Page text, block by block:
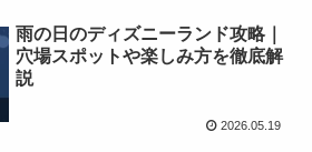
雨の日のディズニーランド攻略｜
穴場スポットや楽しみ方を徹底解
説
2026.05.19